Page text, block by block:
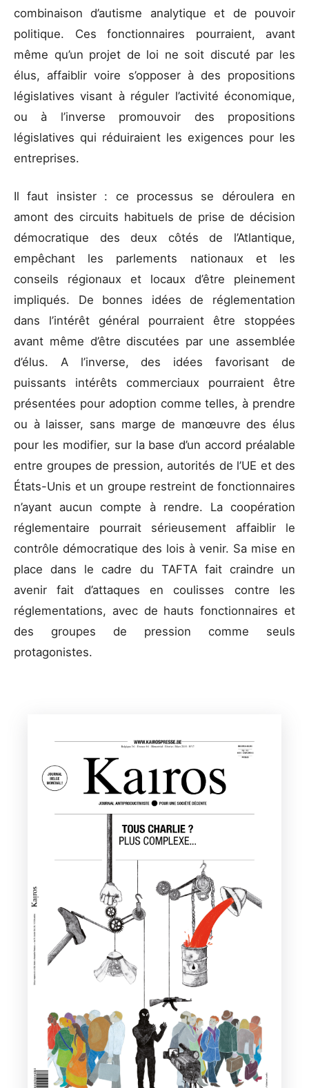
combinaison d’autisme analytique et de pouvoir
politique. Ces fonctionnaires pourraient, avant
même qu’un projet de loi ne soit discuté par les
élus, affaiblir voire s’opposer à des propositions
législatives visant à réguler l’activité économique,
ou à l’inverse promouvoir des propositions
législatives qui réduiraient les exigences pour les
entreprises.
Il faut insister : ce processus se déroulera en
amont des circuits habituels de prise de décision
démocratique des deux côtés de l’Atlantique,
empêchant les parlements nationaux et les
conseils régionaux et locaux d’être pleinement
impliqués. De bonnes idées de réglementation
dans l’intérêt général pourraient être stoppées
avant même d’être discutées par une assemblée
d’élus. A l’inverse, des idées favorisant de
puissants intérêts commerciaux pourraient être
présentées pour adoption comme telles, à prendre
ou à laisser, sans marge de manœuvre des élus
pour les modifier, sur la base d’un accord préalable
entre groupes de pression, autorités de l’UE et des
États-Unis et un groupe restreint de fonctionnaires
n’ayant aucun compte à rendre. La coopération
réglementaire pourrait sérieusement affaiblir le
contrôle démocratique des lois à venir. Sa mise en
place dans le cadre du TAFTA fait craindre un
avenir fait d’attaques en coulisses contre les
réglementations, avec de hauts fonctionnaires et
des groupes de pression comme seuls
protagonistes.